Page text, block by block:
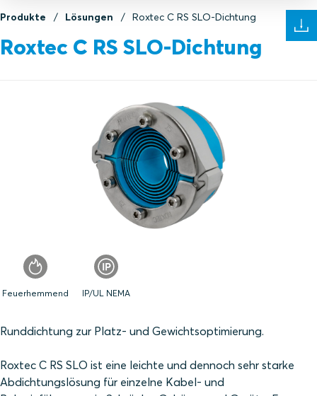
Produkte Lösungen Roxtec C RS SLO-Dichtung
Roxtec C RS SLO-Dichtung
Runddichtung zur Platz- und Gewichtsoptimierung.
Roxtec C RS SLO ist eine leichte und dennoch sehr starke
Abdichtungslösung für einzelne Kabel- und
Feuerhemmend IP/UL NEMA